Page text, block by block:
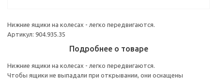
Нижние ящики на колесах - легко передвигаются.
Артикул: 904.935.35
Подробнее о товаре
Нижние ящики на колесах - легко передвигаются.
Чтобы ящики не выпадали при открывании, они оснащены